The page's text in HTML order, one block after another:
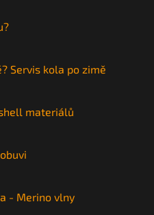
Servis kola po zimě
materiálů
- Merino vlny